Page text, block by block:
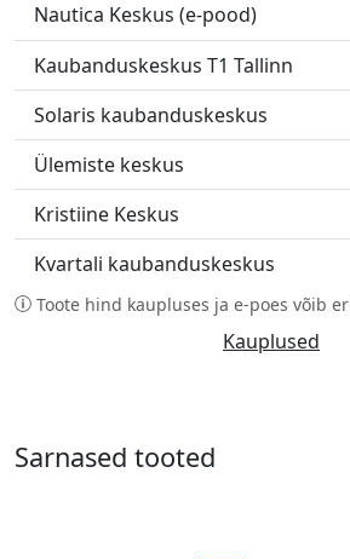
Nautica Keskus (e-pood)
Kaubanduskeskus T1 Tallinn
Solaris kaubanduskeskus
Ülemiste keskus
Kristiine Keskus
Kvartali kaubanduskeskus
Toote hind kaupluses ja e-poes võib
Kauplused
Sarnased tooted